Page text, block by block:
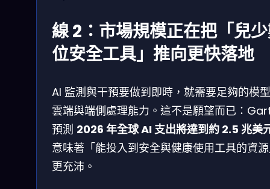
線 2：市場規模正在把「兒
位安全工具」推向更快落地
AI 監測與干預要做到即時，就需要足夠的模
雲端與端側處理能力。這不是願望而已：
預測 2026 年全球 AI 支出將達到約 2.5 兆美
意味著「能投入到安全與健康使用工具的資
更充沛。